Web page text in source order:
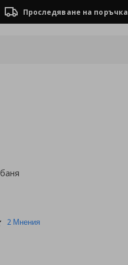
Проследяване на поръчка
4.5
2 Мнения